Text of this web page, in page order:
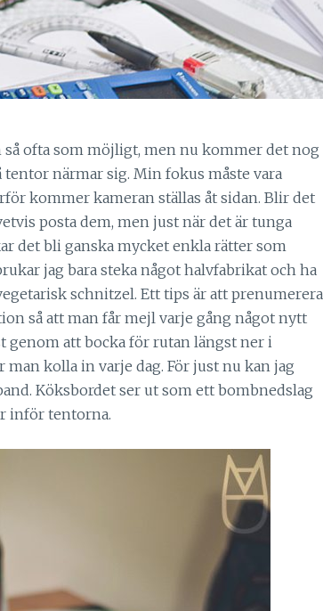
så ofta som möjligt, men nu kommer det nog
närmar sig. Min fokus måste vara
kommer kameran ställas åt sidan. Blir det
posta dem, men just när det är tunga
det bli ganska mycket enkla rätter som
jag bara steka något halvfabrikat och ha
schnitzel. Ett tips är att prenumerera
så att man får mejl varje gång något nytt
genom att bocka för rutan längst ner i
kolla in varje dag. För just nu kan jag
Köksbordet ser ut som ett bombnedslag
inför tentorna.